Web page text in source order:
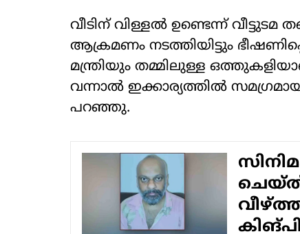
വീടിന് വിള്ളല്‍ ഉണ്ടെന്ന്
ആക്രമണം നടത്തിയിട്ടും
മന്ത്രിയും തമ്മിലുള്ള
വന്നാല്‍ ഇക്കാര്യത്തില്‍
പറഞ്ഞു.